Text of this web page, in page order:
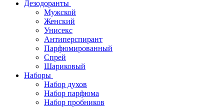
Дезодоранты
Мужской
Женский
Унисекс
Антиперспирант
Парфюмированный
Спрей
Шариковый
Наборы
Набор духов
Набор парфюма
Набор пробников